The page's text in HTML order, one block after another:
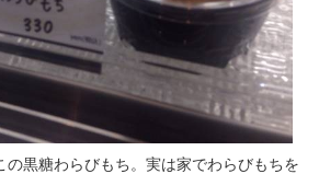
の黒糖わらびもち。実は家でわらびもちを